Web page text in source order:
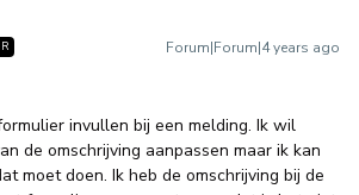
Forum|Forum|4 years ago
invullen bij een melding. Ik wil
de omschrijving aanpassen maar ik kan
moet doen. Ik heb de omschrijving bij de